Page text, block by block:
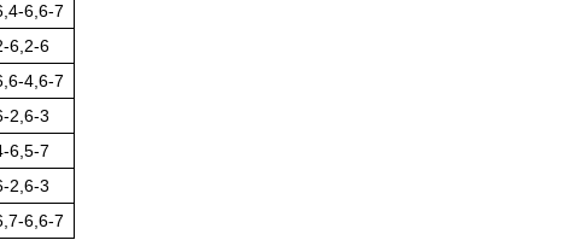
6,6-7
6,2-6
4,6-7
2,6-3
6,5-7
2,6-3
6,6-7